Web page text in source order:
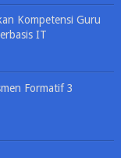
Kompetensi Guru
IT
Formatif 3